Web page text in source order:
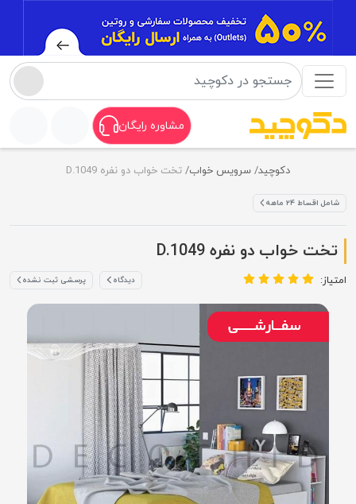
مشاوره رایگان
دکوچید سرویس خواب تخت خواب دو نفره D.1049
شامل اقساط ۲۴ ماهه
تخت خواب دو نفره D.1049
امتیاز: دیدگاه پرسشی ثبت نشده